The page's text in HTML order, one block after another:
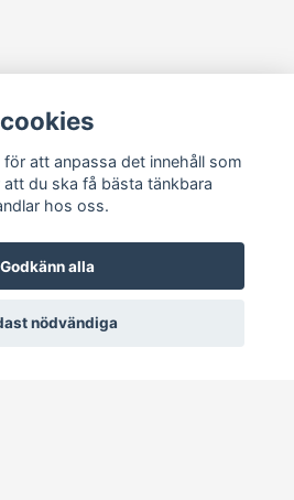
att anpassa det innehåll som
du ska få bästa tänkbara
hos oss.
Godkänn alla
nödvändiga